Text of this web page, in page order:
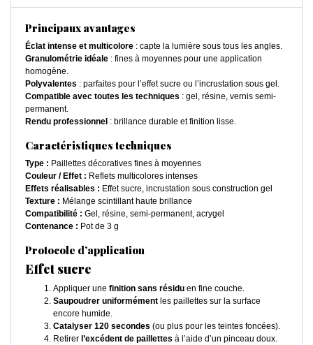
Principaux avantages
Éclat intense et multicolore : capte la lumière sous tous les angles.
Granulométrie idéale : fines à moyennes pour une application
homogène.
Polyvalentes : parfaites pour l’effet sucre ou l’incrustation sous gel.
Compatible avec toutes les techniques : gel, résine, vernis semi-
permanent.
Rendu professionnel : brillance durable et finition lisse.
Caractéristiques techniques
Type : Paillettes décoratives fines à moyennes
Couleur / Effet : Reflets multicolores intenses
Effets réalisables : Effet sucre, incrustation sous construction gel
Texture : Mélange scintillant haute brillance
Compatibilité : Gel, résine, semi-permanent, acrygel
Contenance : Pot de 3 g
Protocole d’application
Effet sucre
Appliquer une finition sans résidu en fine couche.
Saupoudrer uniformément les paillettes sur la surface
encore humide.
Catalyser 120 secondes (ou plus pour les teintes foncées).
Retirer l’excédent de paillettes à l’aide d’un pinceau doux.